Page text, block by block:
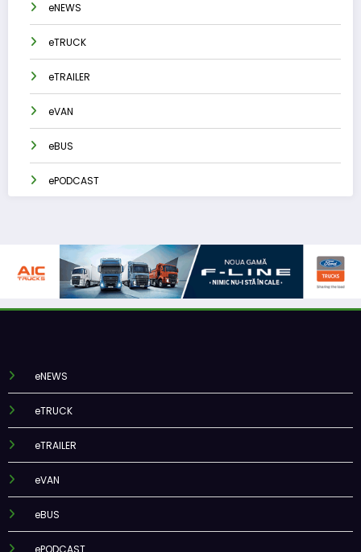
eNEWS
eTRUCK
eTRAILER
eVAN
eBUS
ePODCAST
eNEWS
eTRUCK
eTRAILER
eVAN
eBUS
ePODCAST